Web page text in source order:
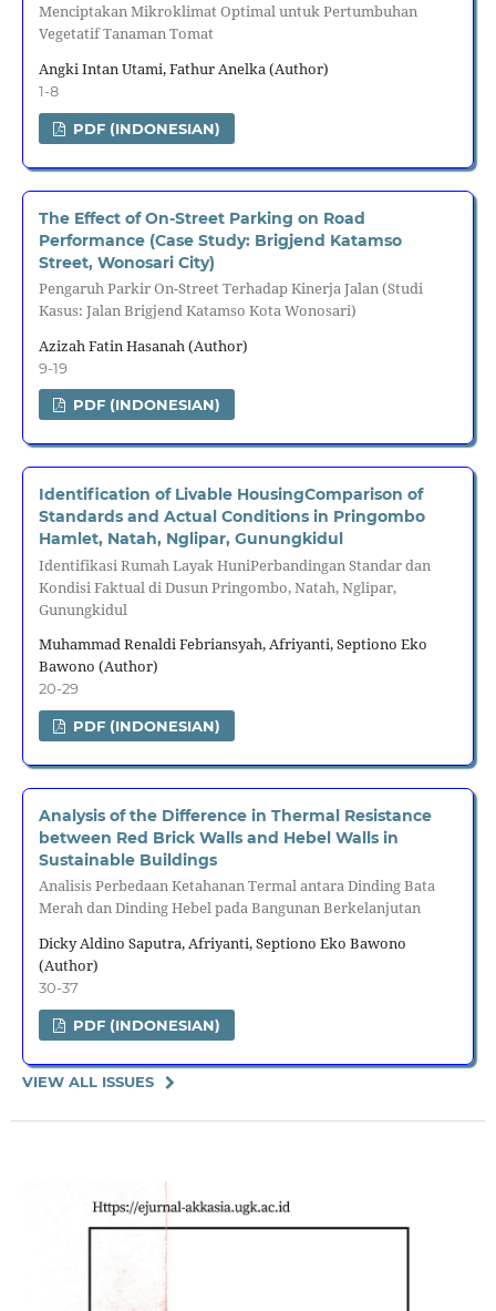
Menciptakan Mikroklimat Optimal untuk Pertumbuhan
Vegetatif Tanaman Tomat
Angki Intan Utami, Fathur Anelka (Author)
1-8
PDF (INDONESIAN)
The Effect of On-Street Parking on Road
Performance (Case Study: Brigjend Katamso
Street, Wonosari City)
Pengaruh Parkir On-Street Terhadap Kinerja Jalan (Studi
Kasus: Jalan Brigjend Katamso Kota Wonosari)
Azizah Fatin Hasanah (Author)
9-19
PDF (INDONESIAN)
Identification of Livable HousingComparison of
Standards and Actual Conditions in Pringombo
Hamlet, Natah, Nglipar, Gunungkidul
Identifikasi Rumah Layak HuniPerbandingan Standar dan
Kondisi Faktual di Dusun Pringombo, Natah, Nglipar,
Gunungkidul
Muhammad Renaldi Febriansyah, Afriyanti, Septiono Eko
Bawono (Author)
20-29
PDF (INDONESIAN)
Analysis of the Difference in Thermal Resistance
between Red Brick Walls and Hebel Walls in
Sustainable Buildings
Analisis Perbedaan Ketahanan Termal antara Dinding Bata
Merah dan Dinding Hebel pada Bangunan Berkelanjutan
Dicky Aldino Saputra, Afriyanti, Septiono Eko Bawono
(Author)
30-37
PDF (INDONESIAN)
VIEW ALL ISSUES